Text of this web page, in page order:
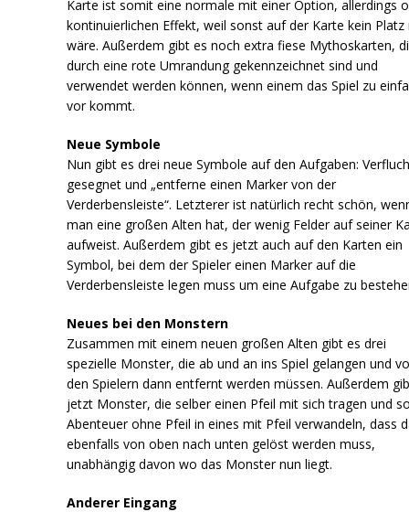
Karte ist somit eine normale mit einer Option, allerdings
kontinuierlichen Effekt, weil sonst auf der Karte kein Platz
wäre. Außerdem gibt es noch extra fiese Mythoskarten,
durch eine rote Umrandung gekennzeichnet sind und
verwendet werden können, wenn einem das Spiel zu
vor kommt.
Neue Symbole
Nun gibt es drei neue Symbole auf den Aufgaben:
gesegnet und „entferne einen Marker von der
Verderbensleiste“. Letzterer ist natürlich recht schön,
man eine großen Alten hat, der wenig Felder auf seiner
aufweist. Außerdem gibt es jetzt auch auf den Karten ein
Symbol, bei dem der Spieler einen Marker auf die
Verderbensleiste legen muss um eine Aufgabe zu
Neues bei den Monstern
Zusammen mit einem neuen großen Alten gibt es drei
spezielle Monster, die ab und an ins Spiel gelangen und
den Spielern dann entfernt werden müssen. Außerdem
jetzt Monster, die selber einen Pfeil mit sich tragen und
Abenteuer ohne Pfeil in eines mit Pfeil verwandeln, dass
ebenfalls von oben nach unten gelöst werden muss,
unabhängig davon wo das Monster nun liegt.
Anderer Eingang